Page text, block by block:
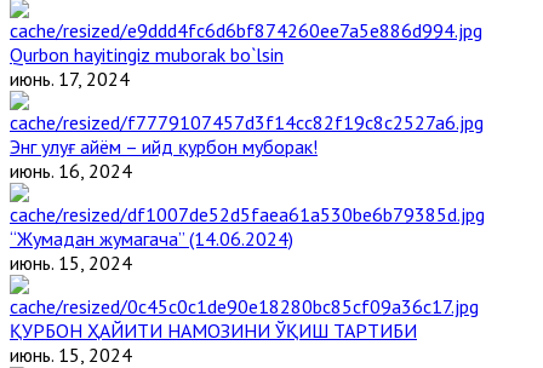
Qurbon hayitingiz muborak bo`lsin
июнь. 17, 2024
Энг улуғ айём – ийд қурбон муборак!
июнь. 16, 2024
“Жумадан жумагача” (14.06.2024)
июнь. 15, 2024
ҚУРБОН ҲАЙИТИ НАМОЗИНИ ЎҚИШ ТАРТИБИ
июнь. 15, 2024